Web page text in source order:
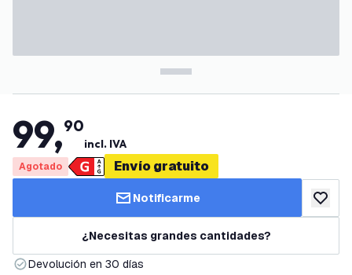
99,90
incl. IVA
Agotado Envío gratuito
Notificarme añadir
¿Necesitas grandes cantidades?
Devolución en 30 días